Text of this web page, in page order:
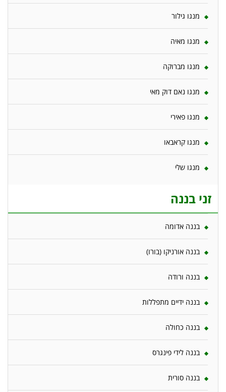
מנגו גילור
מנגו מאיה
מנגו מברוקה
מנגו נאם דוק מאי
מנגו פאירי
מנגו קראבאו
מנגו שלי
זני בננה
בננה אדומה
בננה אורניקו (בורו)
בננה ורודה
בננה ידיים מתפללות
בננה כחולה
בננה לידי פינגרס
בננה סורית